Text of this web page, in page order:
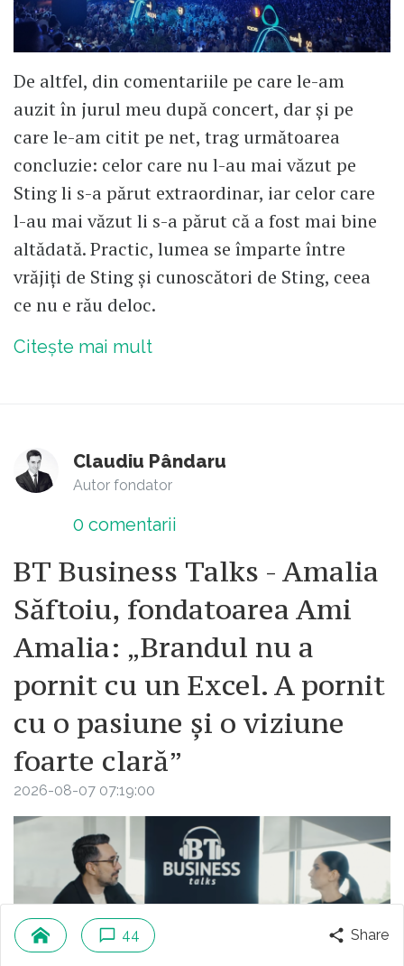
De altfel, din comentariile pe care le-am
auzit în jurul meu după concert, dar și pe
care le-am citit pe net, trag următoarea
concluzie: celor care nu l-au mai văzut pe
Sting li s-a părut extraordinar, iar celor care
l-au mai văzut li s-a părut că a fost mai bine
altădată. Practic, lumea se împarte între
vrăjiți de Sting și cunoscători de Sting, ceea
ce nu e rău deloc.
Citește mai mult
Claudiu Pândaru
Autor fondator
0 comentarii
BT Business Talks - Amalia
Săftoiu, fondatoarea Ami
Amalia: „Brandul nu a
pornit cu un Excel. A pornit
cu o pasiune și o viziune
foarte clară”
2026-08-07 07:19:00
44 Share